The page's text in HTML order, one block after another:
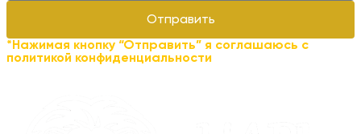
Отправить
*Нажимая кнопку “Отправить” я соглашаюсь с
политикой конфиденциальности